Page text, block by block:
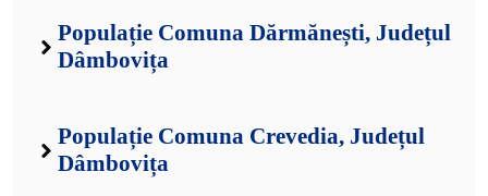
Populație Comuna Dărmănești, Județul
Dâmbovița
Populație Comuna Crevedia, Județul
Dâmbovița